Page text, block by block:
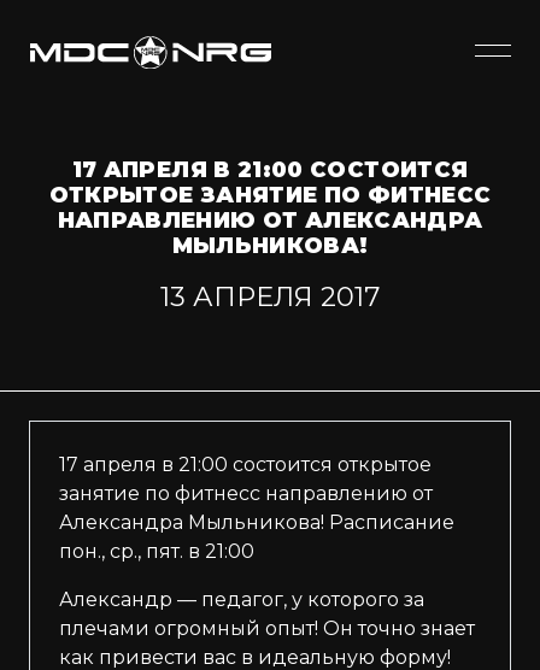
17 АПРЕЛЯ В 21:00 СОСТОИТСЯ
ОТКРЫТОЕ ЗАНЯТИЕ ПО ФИТНЕСС
НАПРАВЛЕНИЮ ОТ АЛЕКСАНДРА
МЫЛЬНИКОВА!
13 АПРЕЛЯ 2017
17 апреля в 21:00 состоится открытое
занятие по фитнесс направлению от
Александра Мыльникова! Расписание
пон., ср., пят. в 21:00
Александр — педагог, у которого за
плечами огромный опыт! Он точно знает
как привести вас в идеальную форму!